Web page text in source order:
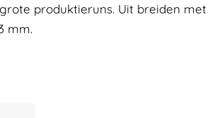
produktieruns. Uit breiden met
mm.